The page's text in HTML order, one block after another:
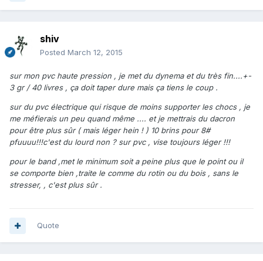
shiv
Posted March 12, 2015
sur mon pvc haute pression , je met du dynema et du très fin....+-
3 gr / 40 livres , ça doit taper dure mais ça tiens le coup .
sur du pvc électrique qui risque de moins supporter les chocs , je
me méfierais un peu quand même .... et je mettrais du dacron
pour être plus sûr ( mais léger hein ! ) 10 brins pour 8#
pfuuuu!!!c'est du lourd non ? sur pvc , vise toujours léger !!!
pour le band ,met le minimum soit a peine plus que le point ou il
se comporte bien ,traite le comme du rotin ou du bois , sans le
stresser, , c'est plus sûr .
Quote